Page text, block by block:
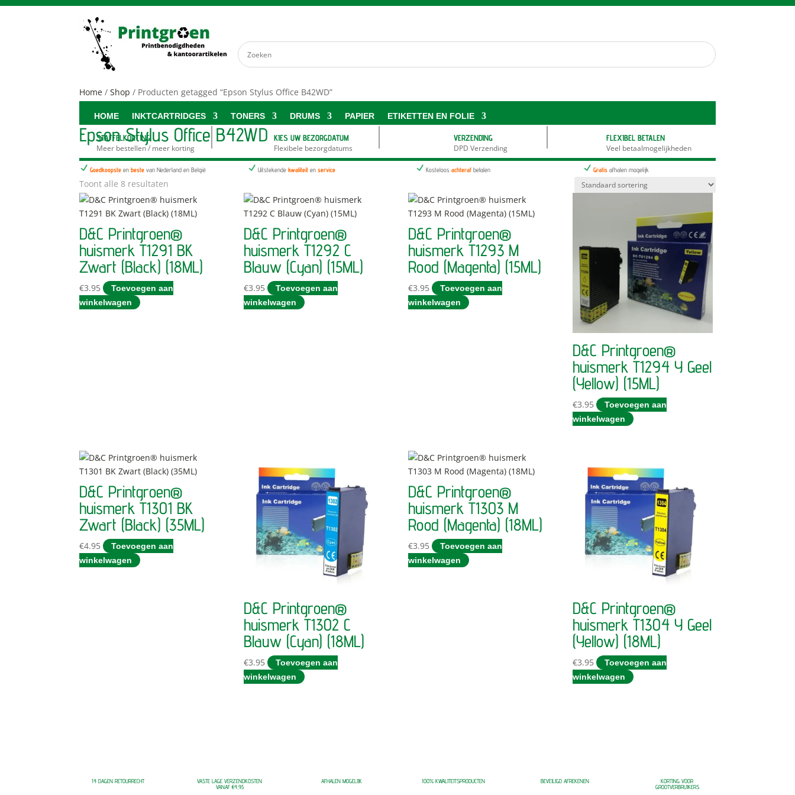
HOME INKTCARTRIDGES TONERS DRUMS PAPIER ETIKETTEN EN FOLIE
STAFFELKORTING
Meer bestellen / meer korting
KIES UW BEZORGDATUM
Flexibele bezorgdatums
VERZENDING
DPD Verzending
FLEXIBEL BETALEN
Veel betaalmogelijkheden
N Goedkoopste enbeste van Nederland en België N Uitstekendekwaliteiten service N Kosteloos achteraf betalen N Gratis afhalen mogelijk
Home /Shop / Producten getagged “Epson Stylus Office B42WD”
Epson Stylus Office B42WD
Toont alle 8 resultaten
D&C Printgroen®
huismerk T1291 BK
Zwart (Black) (18ML)
€3.95
Toevoegen aan
winkelwagen
D&C Printgroen®
huismerk T1292 C
Blauw (Cyan) (15ML)
€3.95
Toevoegen aan
winkelwagen
D&C Printgroen®
huismerk T1293 M
Rood (Magenta) (15ML)
€3.95
Toevoegen aan
winkelwagen
D&C Printgroen®
huismerk T1294 Y Geel
(Yellow) (15ML)
€3.95
Toevoegen aan
winkelwagen
D&C Printgroen®
huismerk T1301 BK
Zwart (Black) (35ML)
€4.95
Toevoegen aan
winkelwagen
D&C Printgroen®
huismerk T1302 C
Blauw (Cyan) (18ML)
€3.95
Toevoegen aan
winkelwagen
D&C Printgroen®
huismerk T1303 M
Rood (Magenta) (18ML)
€3.95
Toevoegen aan
winkelwagen
D&C Printgroen®
huismerk T1304 Y Geel
(Yellow) (18ML)
€3.95
Toevoegen aan
winkelwagen
14 DAGEN RETOURRECHT
VASTE LAGE VERZENDKOSTEN
VANAF €4,95
AFHALEN MOGELIJK 100% KWALITEITSPRODUCTEN BEVEILIGD AFREKENEN
KORTING VOOR
GROOTVERBRUIKERS